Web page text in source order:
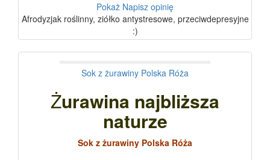
Pokaż Napisz opinię
Afrodyzjak roślinny, ziółko antystresowe, przeciwdepresyjne
:)
Sok z żurawiny Polska Róża
Żurawina najbliższa
naturze
Sok z żurawiny Polska Róża